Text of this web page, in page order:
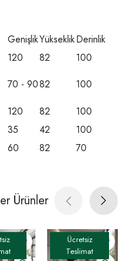
GenişlikYükseklikDerinlik
120 82
100
70 - 9082
100
120 82
100
35 42
100
60 82 70
Ürünler